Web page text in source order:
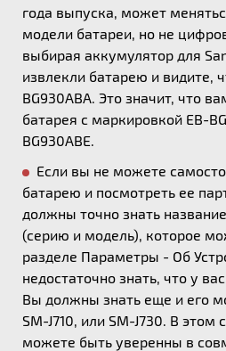
года выпуска, может
модели батареи, но не
выбирая аккумулятор для
извлекли батарею и видите,
BG930ABA. Это значит, что
батарея с маркировкой EB-
BG930ABE.
Если вы не можете
батарею и посмотреть ее
должны точно знать
(серию и модель), которое
разделе Параметры - Об
недостаточно знать, что у
Вы должны знать еще и его
SM-J710, или SM-J730. В этом
можете быть уверенны в